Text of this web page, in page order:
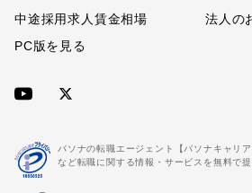
中途採用求人賃金相場
法人の
PC版を見る
パソナの転職エージェント【パソナキャリ
など転職に関する情報・サービスを無料で提